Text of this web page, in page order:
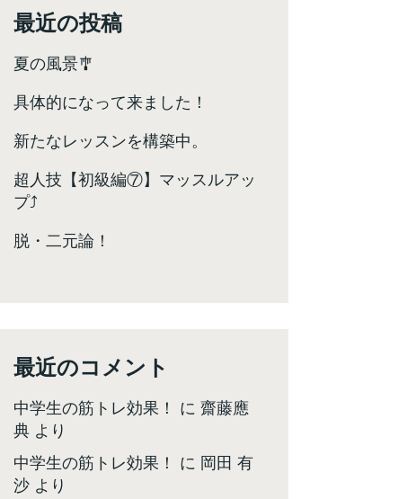
最近の投稿
夏の風景🎐
具体的になって来ました！
新たなレッスンを構築中。
超人技【初級編⑦】マッスルアッ
プ⤴️
脱・二元論！
最近のコメント
中学生の筋トレ効果！ に 齋藤應
典 より
中学生の筋トレ効果！ に 岡田 有
沙 より